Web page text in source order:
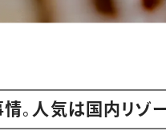
。人気は国内リゾー